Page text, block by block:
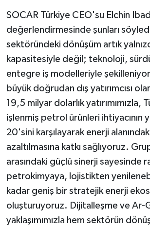
SOCAR Türkiye CEO'su Elchin
değerlendirmesinde şunları
sektöründeki dönüşüm artık
kapasitesiyle değil; teknoloji,
entegre iş modelleriyle
büyük doğrudan dış yatırımcısı
19,5 milyar dolarlık yatırımımızla,
işlenmiş petrol ürünleri ihtiyacının
20'sini karşılayarak enerji
azaltılmasına katkı sağlıyoruz.
arasındaki güçlü sinerji sayesinde
petrokimyaya, lojistikten
kadar geniş bir stratejik enerji
oluşturuyoruz. Dijitalleşme ve Ar-
yaklaşımımızla hem sektörün